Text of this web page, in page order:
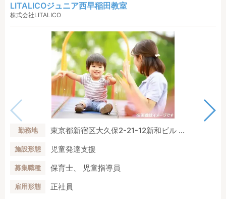
LITALICOジュニア西早稲田教室
株式会社LITALICO
勤務地 東京都新宿区大久保2-21-12新和ビル ...
施設形態 児童発達支援
募集職種 保育士、 児童指導員
雇用形態 正社員